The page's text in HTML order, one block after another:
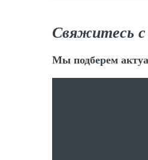
Свяжитесь с
Мы подберем